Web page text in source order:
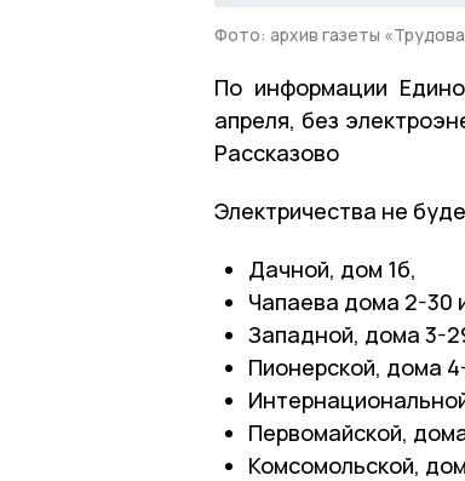
Фото: архив газеты
По информации
апреля, без
Рассказово
Электричества не
Дачной, дом 1б,
Чапаева дома 2-30
Западной, дома 3-
Пионерской, дома
Первомайской,
Комсомольской,